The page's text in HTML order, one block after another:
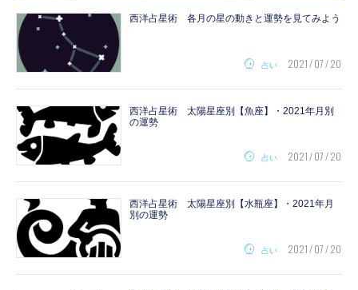
西洋占星術 各月の星の動きと運勢を見てみよう
占い 2021 / 07 / 20
西洋占星術 太陽星座別【魚座】・2021年月別
の運勢
占い 2021 / 07 / 20
西洋占星術 太陽星座別【水瓶座】・2021年月
別の運勢
占い 2021 / 07 / 20